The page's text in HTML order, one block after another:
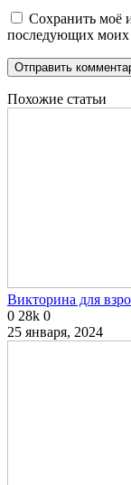
Сохранить моё
последующих моих
Похожие статьи
Викторина для
0 28k 0
25 января, 2024